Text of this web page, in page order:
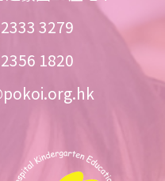
3279
1820